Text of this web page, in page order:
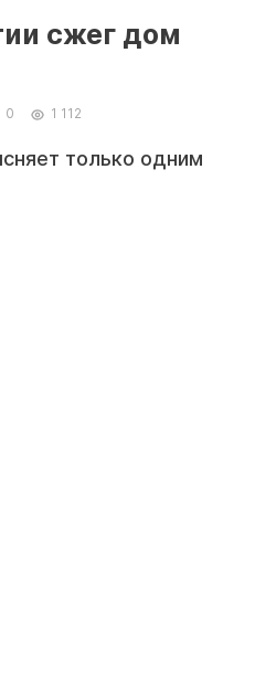
сжег дом
0 1 112
только одним